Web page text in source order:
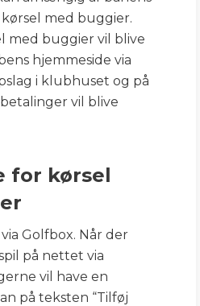
med buggier.
med buggier vil blive
hjemmeside via
i klubhuset og på
vil blive
for kørsel
Golfbox. Når der
på nettet via
vil have en
på teksten “Tilføj